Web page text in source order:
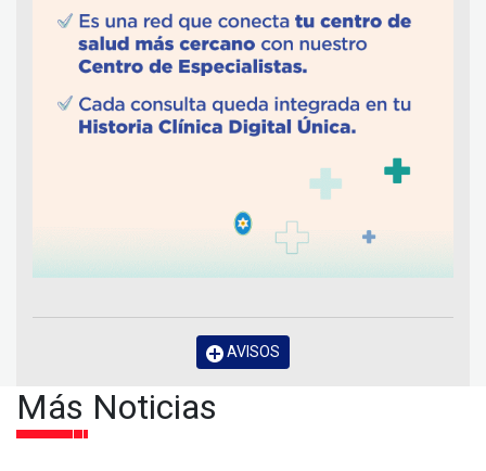
AVISOS
Más Noticias